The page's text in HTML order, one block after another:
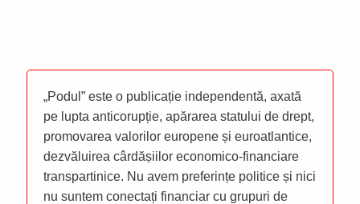
„Podul” este o publicație independentă, axată
pe lupta anticorupție, apărarea statului de drept,
promovarea valorilor europene și euroatlantice,
dezvăluirea cârdășiilor economico-financiare
transpartinice. Nu avem preferințe politice și nici
nu suntem conectați financiar cu grupuri de